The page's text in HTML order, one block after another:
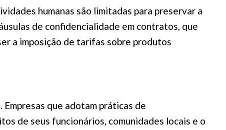
humanas são limitadas para preservar a
de confidencialidade em contratos, que
a imposição de tarifas sobre produtos
que adotam práticas de
de seus funcionários, comunidades locais e o